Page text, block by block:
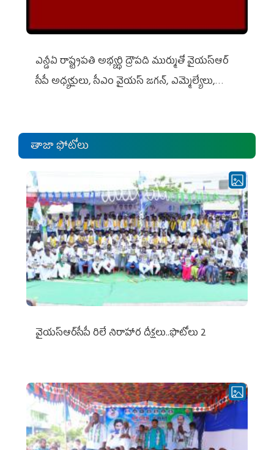
ఎన్డీఏ రాష్ట్ర‌ప‌తి అభ్య‌ర్థి ద్రౌప‌ది ముర్ముతో వైయ‌స్ఆర్
సీపీ అధ్య‌క్షులు, సీఎం వైయ‌స్ జ‌గ‌న్, ఎమ్మెల్యేలు,
తాజా ఫోటోలు
వైయ‌స్ఆర్‌సీపీ రిలే నిరాహార దీక్షలు..ఫొటోలు 2